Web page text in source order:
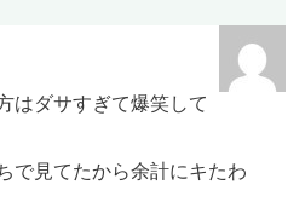
はダサすぎて爆笑して
で見てたから余計にキたわ